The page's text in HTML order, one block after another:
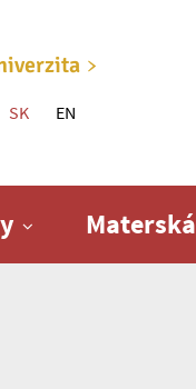
SK EN